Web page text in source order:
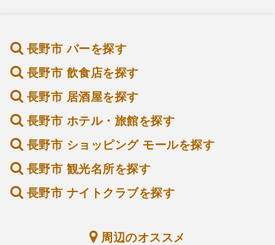
長野市 バーを探す
長野市 飲食店を探す
長野市 居酒屋を探す
長野市 ホテル・旅館を探す
長野市 ショッピング モールを探す
長野市 観光名所を探す
長野市 ナイトクラブを探す
周辺のオススメ